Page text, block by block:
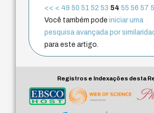
<< < 49 50 51 52 53 54 55 56 57
Você também podeiniciar uma
pesquisa avançada por
para este artigo.
Registros e Indexações desta